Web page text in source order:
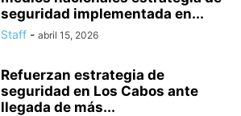
seguridad implementada en...
Staff - abril 15, 2026
Refuerzan estrategia de
seguridad en Los Cabos ante
llegada de más...